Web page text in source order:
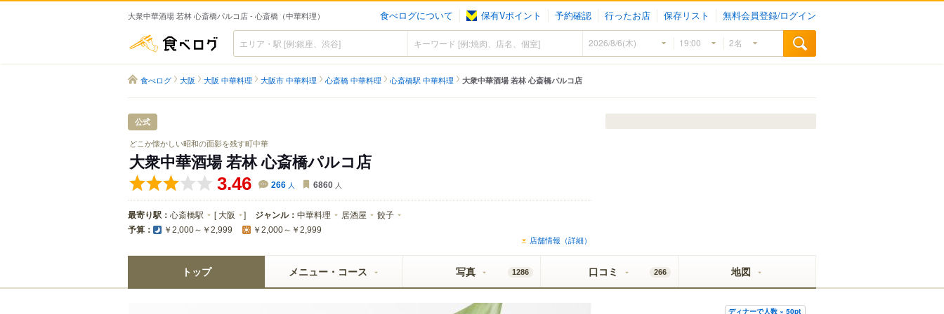
大衆中華酒場 若林 心斎橋パルコ店 - 心斎橋（中華料理） 食べログについて 保有Vポイント 予約確認 行ったお店 保存リスト 無料会員登録/ログイン
食べログ
食べログ 大阪 大阪 中華料理 大阪市 中華料理 心斎橋 中華料理 心斎橋駅 中華料理 大衆中華酒場 若林 心斎橋パルコ店
公式
どこか懐かしい昭和の面影を残す町中華
大衆中華酒場 若林 心斎橋パルコ店
3.46 266 人 6860 人
最寄り駅： 心斎橋駅 [ 大阪 ] ジャンル： 中華料理 居酒屋 餃子
予算： ￥2,000～￥2,999 ￥2,000～￥2,999
店舗情報（詳細）
トップ メニュー・コース 写真 1286 口コミ 266 地図
ディナーで人数 × 50pt